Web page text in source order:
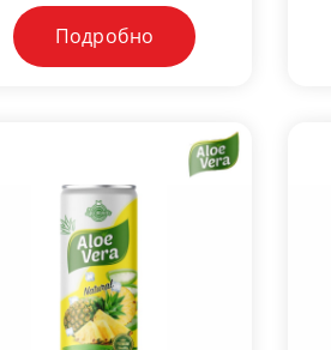
Подробно